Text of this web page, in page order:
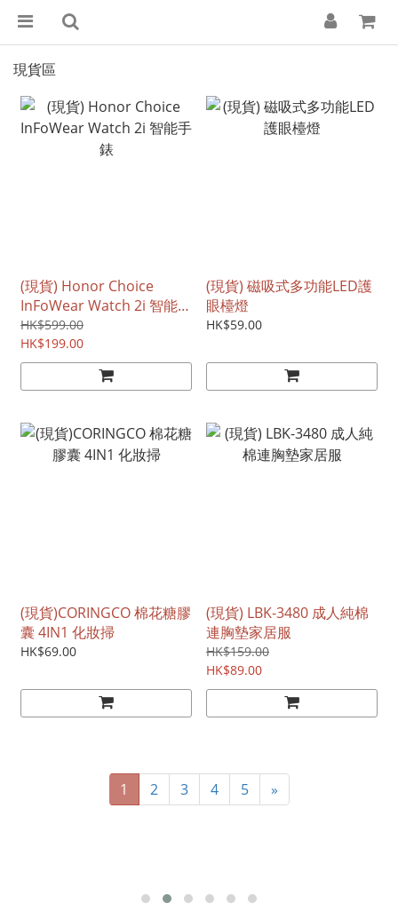
現貨區
(現貨) Honor Choice
InFoWear Watch 2i 智能手
錶
HK$599.00
HK$199.00
(現貨) 磁吸式多功能LED護
眼檯燈
HK$59.00
(現貨)CORINGCO 棉花糖膠
囊 4IN1 化妝掃
HK$69.00
(現貨) LBK-3480 成人純棉
連胸墊家居服
HK$159.00
HK$89.00
1 2 3 4 5 »